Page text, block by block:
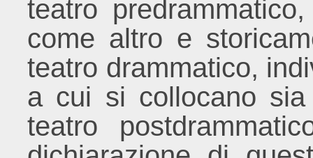
teatro
come altro e
teatro drammatico,
a cui si collocano
teatro